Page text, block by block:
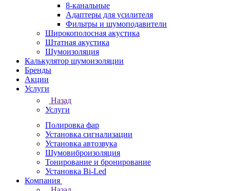
8-канальные
Адаптеры для усилителя
Фильтры и шумоподавители
Широкополосная акустика
Штатная акустика
Шумоизоляция
Калькулятор шумоизоляции
Бренды
Акции
Услуги
Назад
Услуги
Полировка фар
Установка сигнализации
Установка автозвука
Шумовиброизоляция
Тонирование и бронирование
Установка Bi-Led
Компания